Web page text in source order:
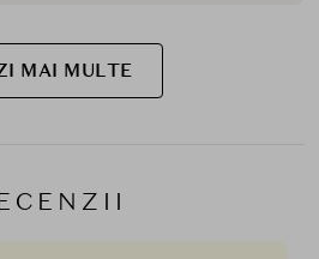
MAI MULTE